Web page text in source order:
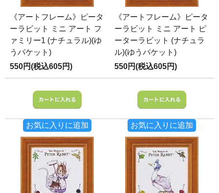
《アートフレーム》ピータ
ーラビット ミニ アート フ
ァミリー1 (ナチュラル)(ゆ
うパケット)
550円(税込605円)
お気に入りに追加
《アートフレーム》ピータ
ーラビット ミニ アート ピ
ーターラビット (ナチュラ
ル)(ゆうパケット)
550円(税込605円)
お気に入りに追加